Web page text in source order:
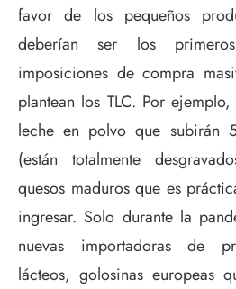
favor de los pequeños
deberían ser los
imposiciones de compra
plantean los TLC. Por
leche en polvo que subirán
(están totalmente
quesos maduros que es
ingresar. Solo durante la
nuevas importadoras de
lácteos, golosinas europeas